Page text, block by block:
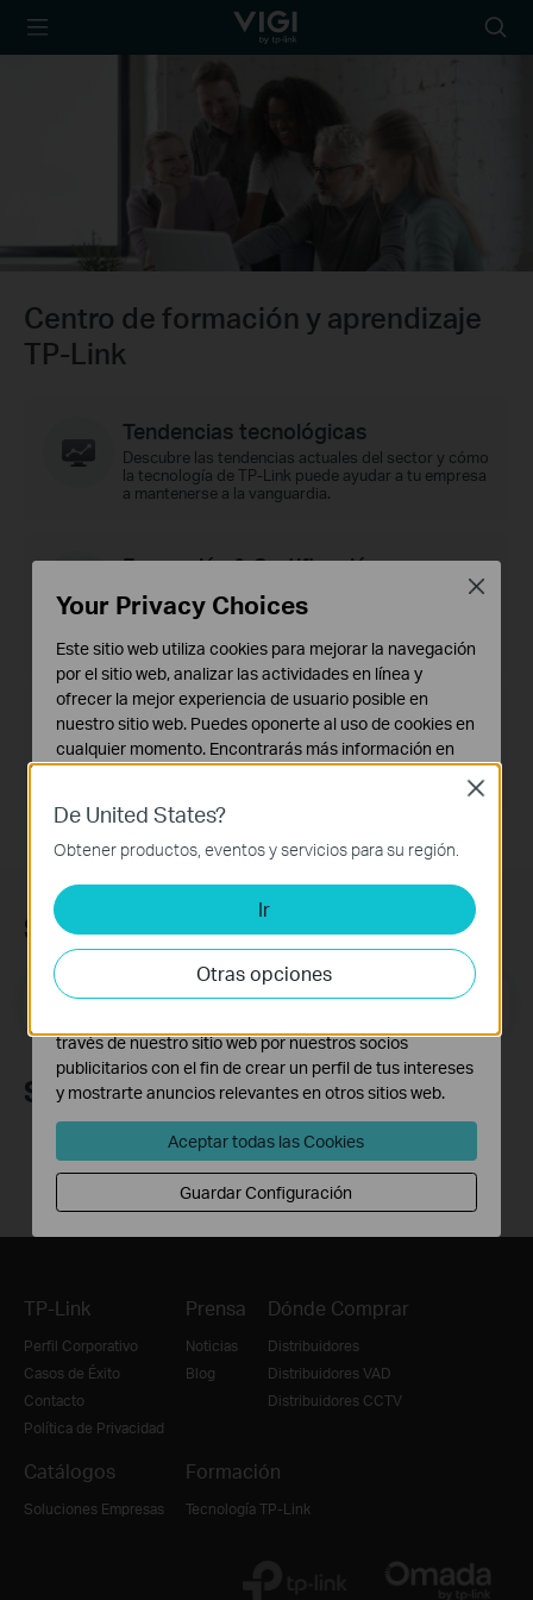
TP-Link, Reliably
Centro de formación y aprendizaje
TP-Link
Tendencias tecnológicas
Descubre las tendencias actuales del sector y cómo
la tecnología de TP-Link puede ayudar a tu empresa
a mantenerse a la vanguardia.
Formación & Certificación
Ofrecemos una variedad de cursos de formación y
certificación para todos los niveles sobre
empresariales y videovigilancia.
Preguntas Frecuentes
Encuentra fuentes relacionadas sobre cómo
configurar, solucionar problemas y desarrollar tus
Suscripción
Dirección de correo electrónico Suscríbete
Síguenos
TP-Link
Perfil Corporativo
Casos de Éxito
Contacto
Política de Privacidad
Prensa
Noticias
Blog
Dónde Comprar
Distribuidores
Distribuidores VAD
Distribuidores CCTV
Catálogos
Soluciones Empresas
Formación
Tecnología TP-Link
De United States?
Obtener productos, eventos y servicios para su región.
Ir
Otras opciones
Close
Your Privacy Choices
Este sitio web utiliza cookies para mejorar la navegación
por el sitio web, analizar las actividades en línea y
ofrecer la mejor experiencia de usuario posible en
nuestro sitio web. Puedes oponerte al uso de cookies en
cualquier momento. Encontrarás más información en
Cookies Básicas
Estas cookies son necesarias para el funcionamiento
del sitio web y no pueden desactivarse en tu sistema.
Cookies de Análisis y de Marketing
Las cookies de análisis nos permiten analizar tus
actividades en nuestro sitio web con el fin de mejorar y
adaptar la funcionalidad del mismo.
través de nuestro sitio web por nuestros socios
publicitarios con el fin de crear un perfil de tus intereses
y mostrarte anuncios relevantes en otros sitios web.
Aceptar todas las Cookies
Guardar Configuración
Close